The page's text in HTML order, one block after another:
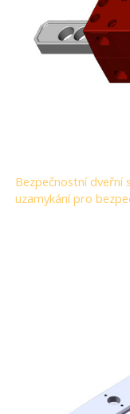
Bezpečnostní dveřní
uzamykání pro